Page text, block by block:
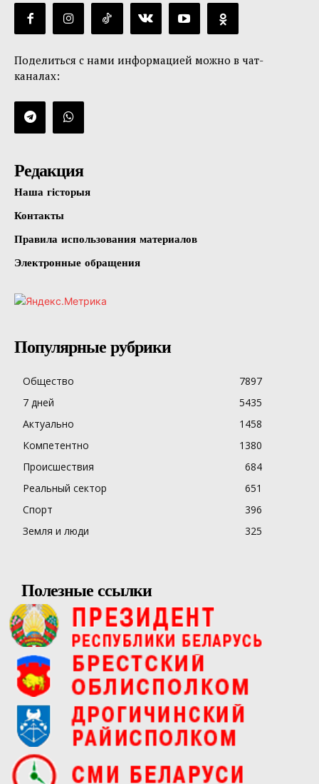
Поделиться с нами информацией можно в чат-
каналах:
Редакция
Наша гісторыя
Контакты
Правила использования материалов
Электронные обращения
Популярные рубрики
Общество
7897
7 дней
5435
Актуально
1458
Компетентно
1380
Происшествия
684
Реальный сектор
651
Спорт
396
Земля и люди
325
Полезные ссылки